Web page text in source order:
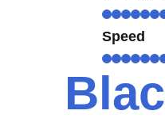
Speed